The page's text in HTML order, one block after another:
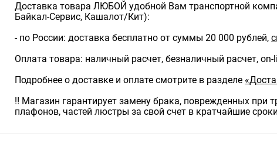
Доставка товара ЛЮБОЙ удобной Вам транспортной
Байкал-Сервис, Кашалот/Кит):
- по России: доставка бесплатно от суммы 20 000 рублей,
Оплата товара: наличный расчет, безналичный расчет, on-
Подробнее о доставке и оплате смотрите в разделе
‼️ Магазин гарантирует замену брака, поврежденных при
плафонов, частей люстры за свой счет в кратчайшие